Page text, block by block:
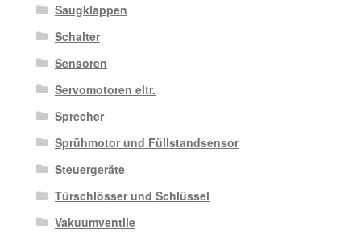
Saugklappen
Schalter
Sensoren
Servomotoren eltr.
Sprecher
Sprühmotor und Füllstandsensor
Steuergeräte
Türschlösser und Schlüssel
Vakuumventile